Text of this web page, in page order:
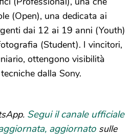
(Open), una dedicata ai
dai 12 ai 19 anni (Youth)
(Student). I vincitori,
ottengono visibilità
dalla Sony.
Segui il canale ufficiale
aggiornato sulle